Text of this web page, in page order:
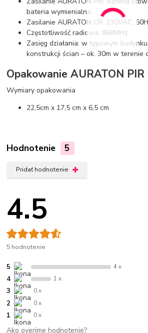
bateria wymienialna
Zasilanie AURATON CR: 230VAC,
Częstotliwość radiowa: 868MHz
Zasięg działania: w typowym
konstrukcji ścian – ok. 30m w terenie
Opakowanie AURATON PIR
Wymiary opakowania
22,5cm x 17,5 cm x 6,5 cm
Hodnotenie 5
Pridať hodnotenie
4.5
5 hodnotenie
5 4 x
4 1 x
3 0 x
2 0 x
1 0 x
Ako overíme hodnotenie?